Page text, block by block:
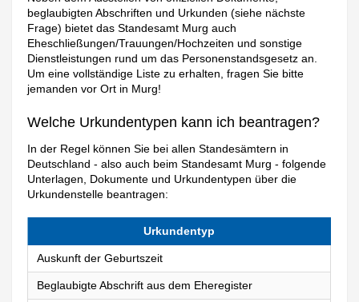
beglaubigten Abschriften und Urkunden (siehe nächste
Frage) bietet das Standesamt Murg auch
Eheschließungen/Trauungen/Hochzeiten und sonstige
Dienstleistungen rund um das Personenstandsgesetz an.
Um eine vollständige Liste zu erhalten, fragen Sie bitte
jemanden vor Ort in Murg!
Welche Urkundentypen kann ich beantragen?
In der Regel können Sie bei allen Standesämtern in
Deutschland - also auch beim Standesamt Murg - folgende
Unterlagen, Dokumente und Urkundentypen über die
Urkundenstelle beantragen:
Urkundentyp
Auskunft der Geburtszeit
Beglaubigte Abschrift aus dem Eheregister